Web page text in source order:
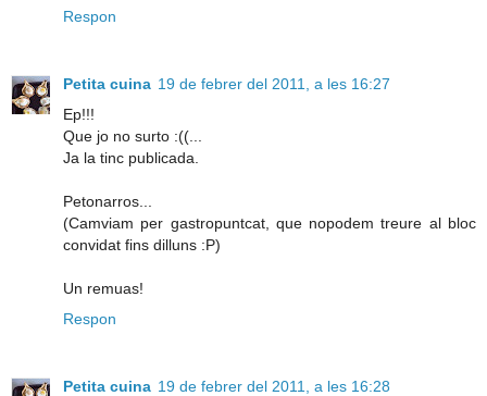
Respon
Petita cuina 19 de febrer del 2011, a les 16:27
Ep!!!
Que jo no surto :((...
Ja la tinc publicada.
Petonarros...
(Camviam per gastropuntcat, que nopodem treure al bloc
convidat fins dilluns :P)
Un remuas!
Respon
Petita cuina 19 de febrer del 2011, a les 16:28